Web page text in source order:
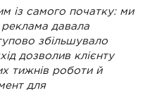
із самого початку: ми
давала
збільшувало
дозволив клієнту
тижнів роботи й
для